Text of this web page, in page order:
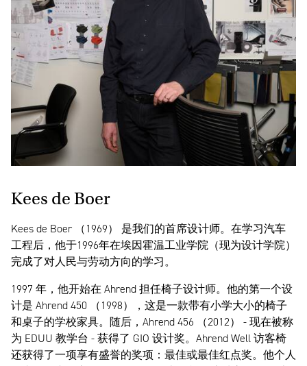
Kees de Boer
Kees de Boer （1969） 是我们的首席设计师。在学习汽车
工程后，他于1996年在埃因霍温工业学院（现为设计学院）
完成了对人民与劳动方向的学习。
1997 年，他开始在 Ahrend 担任椅子设计师。他的第一个设
计是 Ahrend 450 （1998），这是一款带有小学大小的椅子
和桌子的学校家具。随后，Ahrend 456 （2012） - 现在被称
为 EDUU 教学台 - 获得了 GIO 设计奖。Ahrend Well 访客椅
还获得了一项享有盛誉的奖项：最佳或最佳红点奖。他个人